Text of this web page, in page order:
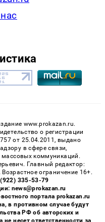
www.prokazan.ru.
о регистрации
от 25.04.2011, выдано
в сфере связи,
коммуникаций.
Главный редактор:
ограничение 16+.
335-53-79
news@prokazan.ru
портала prokazan.ru
в противном случае будут
РФ об авторских и